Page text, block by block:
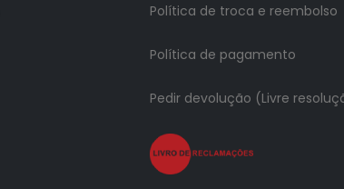
Política de troca e reembolso
Política de pagamento
Pedir devolução (Livre